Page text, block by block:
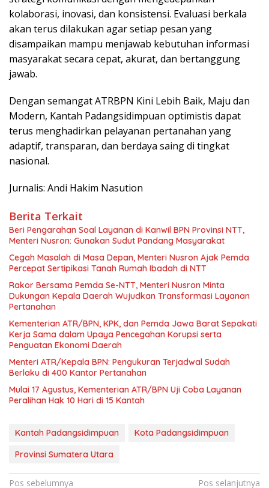
kolaborasi, inovasi, dan konsistensi. Evaluasi berkala
akan terus dilakukan agar setiap pesan yang
disampaikan mampu menjawab kebutuhan informasi
masyarakat secara cepat, akurat, dan bertanggung
jawab.
Dengan semangat ATRBPN Kini Lebih Baik, Maju dan
Modern, Kantah Padangsidimpuan optimistis dapat
terus menghadirkan pelayanan pertanahan yang
adaptif, transparan, dan berdaya saing di tingkat
nasional.
Jurnalis: Andi Hakim Nasution
Berita Terkait
Beri Pengarahan Soal Layanan di Kanwil BPN Provinsi NTT,
Menteri Nusron: Gunakan Sudut Pandang Masyarakat
Cegah Masalah di Masa Depan, Menteri Nusron Ajak Pemda
Percepat Sertipikasi Tanah Rumah Ibadah di NTT
Rakor Bersama Pemda Se-NTT, Menteri Nusron Minta
Dukungan Kepala Daerah Wujudkan Transformasi Layanan
Pertanahan
Kementerian ATR/BPN, KPK, dan Pemda Jawa Barat Sepakati
Kerja Sama dalam Upaya Pencegahan Korupsi serta
Penguatan Ekonomi Daerah
Menteri ATR/Kepala BPN: Pengukuran Terjadwal Sudah
Berlaku di 400 Kantor Pertanahan
Mulai 17 Agustus, Kementerian ATR/BPN Uji Coba Layanan
Peralihan Hak 10 Hari di 15 Kantah
Kantah Padangsidimpuan
Kota Padangsidimpuan
Provinsi Sumatera Utara
Navigasi
Pos sebelumnya
Pos selanjutnya